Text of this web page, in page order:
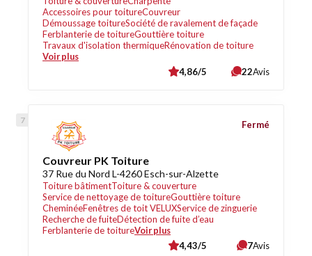
Accessoires pour toitureCouvreur
Démoussage toitureSociété de ravalement de façade
Ferblanterie de toitureGouttière toiture
Travaux d'isolation thermiqueRénovation de toiture
Voir plus
4,86/5 22Avis
Couvreur PK Toiture
37 Rue du Nord L-4260 Esch-sur-Alzette
Toiture bâtimentToiture & couverture
Service de nettoyage de toitureGouttière toiture
CheminéeFenêtres de toit VELUXService de zinguerie
Recherche de fuiteDétection de fuite d’eau
Ferblanterie de toitureVoir plus
Fermé
4,43/5 7Avis